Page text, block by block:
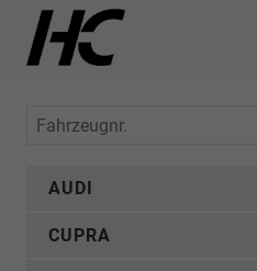
Fahrzeugnr.
AUDI
CUPRA